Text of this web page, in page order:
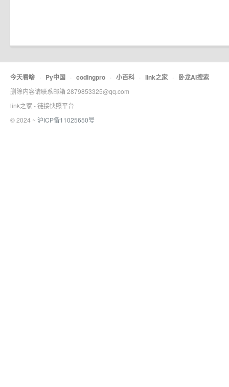
今天看啥 · Py中国 · codingpro · 小百科 · link之家 · 卧龙AI搜索
删除内容请联系邮箱 2879853325@qq.com
link之家 - 链接快照平台
© 2024 ~ 沪ICP备11025650号